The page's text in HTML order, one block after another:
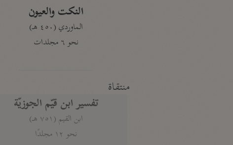
النكت والعيون
الماوردي (٤٥٠ هـ)
نحو ٦ مجلدات
منتقاة
تفسير ابن قيّم الجوزيّة
ابن القيم (٧٥١ هـ)
نحو ١٢ مجلدًا